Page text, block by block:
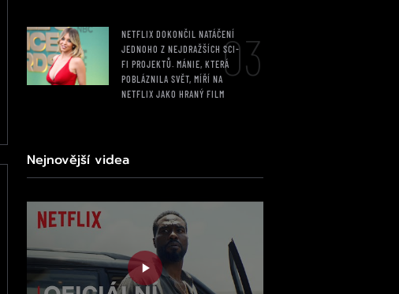
NETFLIX DOKONČIL NATÁČENÍ
JEDNOHO Z NEJDRAŽŠÍCH SCI-
FI PROJEKTŮ. MÁNIE, KTERÁ
POBLÁZNILA SVĚT, MÍŘÍ NA
NETFLIX JAKO HRANÝ FILM
03
Nejnovější videa